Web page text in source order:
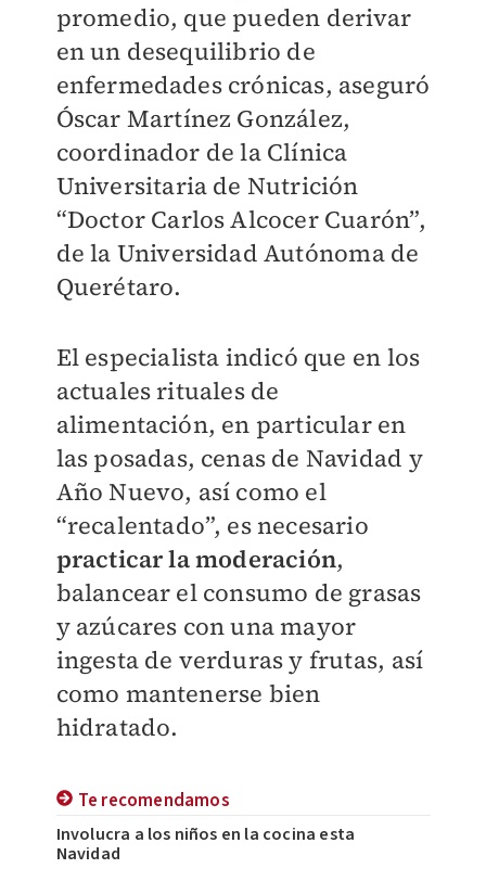
promedio, que pueden derivar
en un desequilibrio de
enfermedades crónicas, aseguró
Óscar Martínez González,
coordinador de la Clínica
Universitaria de Nutrición
“Doctor Carlos Alcocer Cuarón”,
de la Universidad Autónoma de
Querétaro.
El especialista indicó que en los
actuales rituales de
alimentación, en particular en
las posadas, cenas de Navidad y
Año Nuevo, así como el
“recalentado”, es necesario
practicar la moderación,
balancear el consumo de grasas
y azúcares con una mayor
ingesta de verduras y frutas, así
como mantenerse bien
hidratado.
Te recomendamos
Involucra a los niños en la cocina esta
Navidad